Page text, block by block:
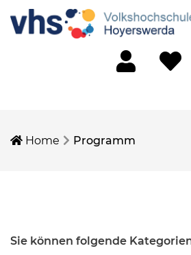
Home Programm
Sie können folgende